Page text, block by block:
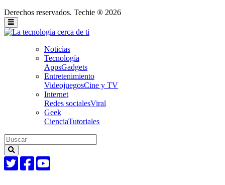
Derechos reservados. Techie ® 2026
Noticias
Tecnología
AppsGadgets
Entretenimiento
VideojuegosCine y TV
Internet
Redes socialesViral
Geek
CienciaTutoriales